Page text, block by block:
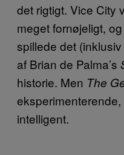
det rigtigt. Vice City
meget fornøjeligt,
spillede det
af Brian de Palma’s
historie. Men The
eksperimenterende,
intelligent.